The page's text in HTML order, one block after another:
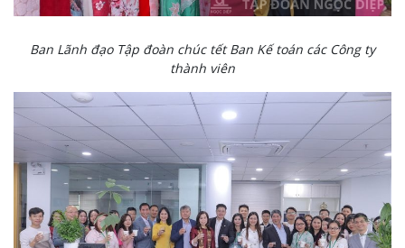
Ban Lãnh đạo Tập đoàn chúc tết Ban Kế toán các Công ty
thành viên